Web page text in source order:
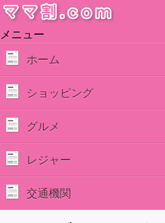
メニュー
ホーム
ショッピング
グルメ
レジャー
交通機関